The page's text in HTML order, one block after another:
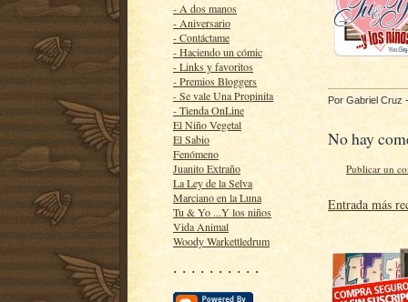
- A dos manos
- Aniversario
- Contáctame
- Haciendo un cómic
- Links y favoritos
- Premios Bloggers
- Se vale Una Propinita
- Tienda OnLine
El Niño Vegetal
El Sabio
Fenómeno
Juanito Extraño
La Ley de la Selva
Marciano en la Luna
Tu & Yo ...Y los niños
Vida Animal
Woody Warkettledrum
· · · · · · · · · ·
Por Gabriel Cruz
No hay
Publicar un
Entrada más